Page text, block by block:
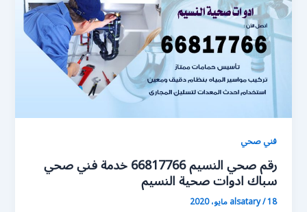
فني صحي
رقم صحي النسيم 66817766 خدمة فني صحي
سباك ادوات صحية النسيم
alsatary/18 مايو، 2020